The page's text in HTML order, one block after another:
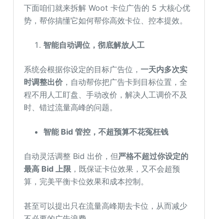
下面咱们就来拆解 Woot 卡位广告的 5 大核心优
势，帮你搞懂它如何帮你高效卡位、控本提效。
智能自动调位，彻底解放人工
系统会根据你设定的目标广告位，一天内多次实
时调整出价 ，自动帮你把广告卡到目标位置，全
程不用人工盯盘、手动改价，解决人工调价不及
时、错过流量高峰的问题。
智能 Bid 管控，不超预算不花冤枉钱
自动灵活调整 Bid 出价，但严格不超过你设定的
最高 Bid 上限 ，既保证卡位效果，又不会超预
算，完美平衡卡位效果和成本控制。
甚至可以提出只在流量高峰期去卡位，从而减少